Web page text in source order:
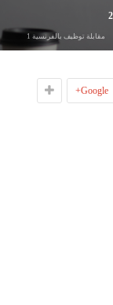
مقابلة توظيف بالفرنسية 1
Google+